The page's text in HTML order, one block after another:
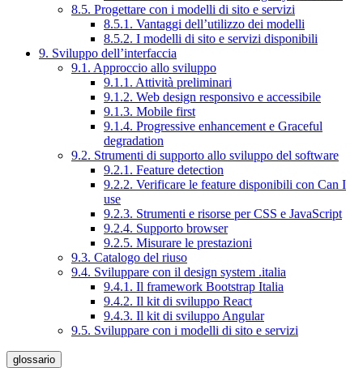
8.5. Progettare con i modelli di sito e servizi
8.5.1. Vantaggi dell’utilizzo dei modelli
8.5.2. I modelli di sito e servizi disponibili
9. Sviluppo dell’interfaccia
9.1. Approccio allo sviluppo
9.1.1. Attività preliminari
9.1.2. Web design responsivo e accessibile
9.1.3. Mobile first
9.1.4. Progressive enhancement e Graceful
degradation
9.2. Strumenti di supporto allo sviluppo del software
9.2.1. Feature detection
9.2.2. Verificare le feature disponibili con Can I
use
9.2.3. Strumenti e risorse per CSS e JavaScript
9.2.4. Supporto browser
9.2.5. Misurare le prestazioni
9.3. Catalogo del riuso
9.4. Sviluppare con il design system .italia
9.4.1. Il framework Bootstrap Italia
9.4.2. Il kit di sviluppo React
9.4.3. Il kit di sviluppo Angular
9.5. Sviluppare con i modelli di sito e servizi
glossario